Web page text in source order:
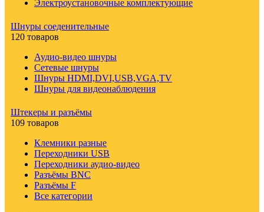
Электроустановочные комплектующие
Шнуры соеденительные
120 товаров
Аудио-видео шнуры
Сетевые шнуры
Шнуры HDMI,DVI,USB,VGA,TV
Шнуры для видеонаблюдения
Штекеры и разъёмы
109 товаров
Клемники разные
Переходники USB
Переходники аудио-видео
Разъёмы BNC
Разъёмы F
Все категории